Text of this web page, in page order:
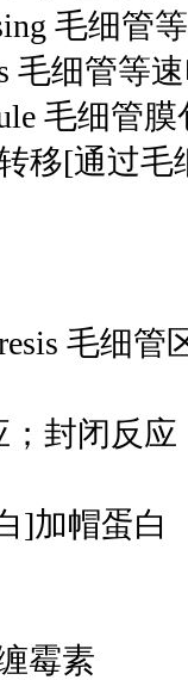
毛细管
毛细管等
毛细管膜
移[通过
毛细管
；封闭反
]加帽蛋白
霉素